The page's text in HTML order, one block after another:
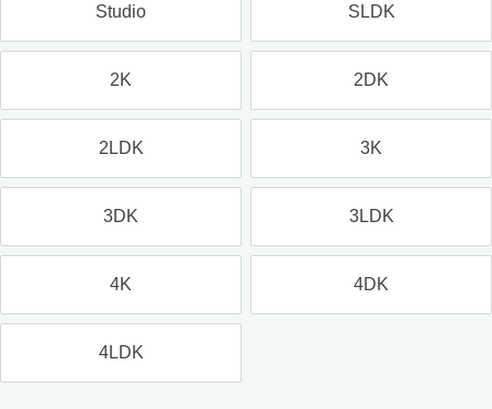
Studio SLDK
2K 2DK
2LDK 3K
3DK 3LDK
4K 4DK
4LDK